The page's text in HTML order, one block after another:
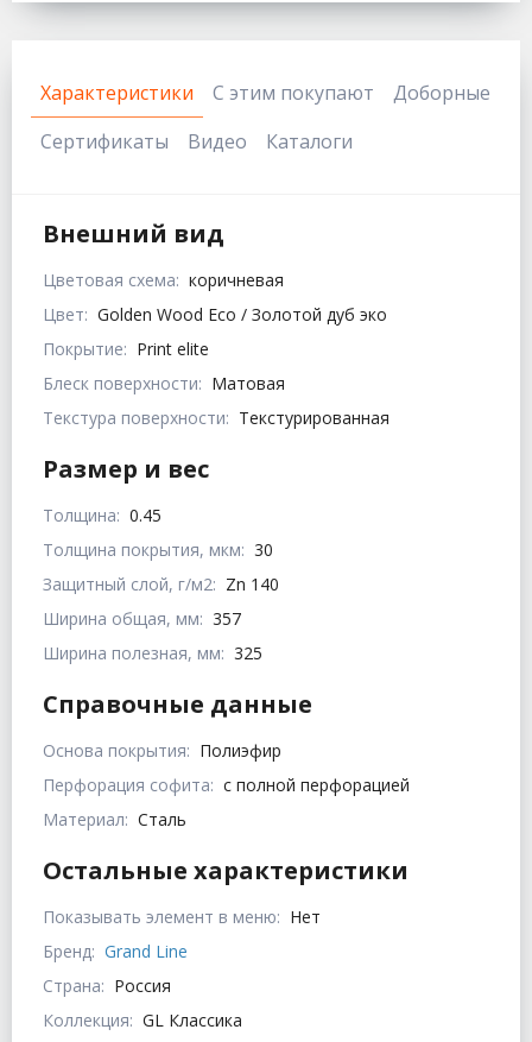
Характеристики С этим покупают
Доборные
Сертификаты
Видео Каталоги
Внешний вид
Цветовая схема: коричневая
Цвет: Golden Wood Eco / Золотой дуб эко
Покрытие: Print elite
Блеск поверхности: Матовая
Текстура поверхности: Текстурированная
Размер и вес
Толщина: 0.45
Толщина покрытия, мкм: 30
Защитный слой, г/м2: Zn 140
Ширина общая, мм: 357
Ширина полезная, мм: 325
Справочные данные
Основа покрытия: Полиэфир
Перфорация софита: с полной перфорацией
Материал: Сталь
Остальные характеристики
Показывать элемент в меню: Нет
Бренд: Grand Line
Страна: Россия
Коллекция: GL Классика